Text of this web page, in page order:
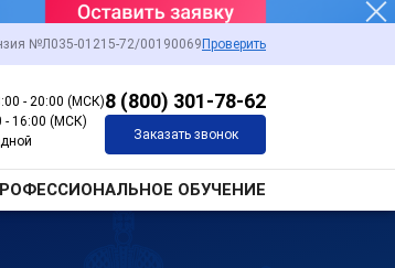
№Л035-01215-72/00190069 Проверить
- 20:00 (МСК)
- 16:00 (МСК)
8 (800) 301-78-62
Заказать звонок
ОБУЧЕНИЕ